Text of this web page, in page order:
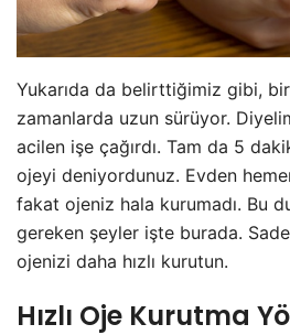
Yukarıda da belirttiğimiz gibi, bir
zamanlarda uzun sürüyor.
acilen işe çağırdı. Tam da 5
ojeyi deniyordunuz. Evden
fakat ojeniz hala kurumadı. Bu
gereken şeyler işte burada.
ojenizi daha hızlı kurutun.
Hızlı Oje Kurutma